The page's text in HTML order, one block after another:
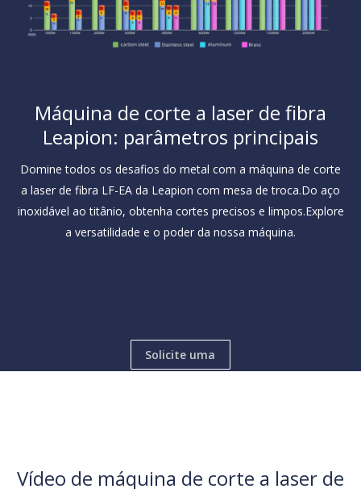
Unidade de resfriamento